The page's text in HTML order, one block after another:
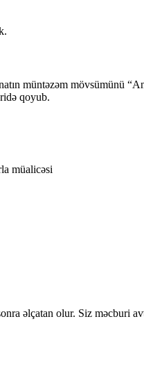
müntəzəm mövsümünü
qoyub.
müalicəsi
əlçatan olur. Siz məcburi